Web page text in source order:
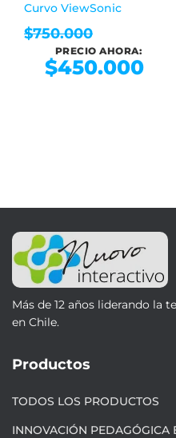
Curvo ViewSonic
$750.000
PRECIO AHORA:
$450.000
Más de 12 años liderando la
en Chile.
Productos
TODOS LOS PRODUCTOS
INNOVACIÓN PEDAGÓGICA